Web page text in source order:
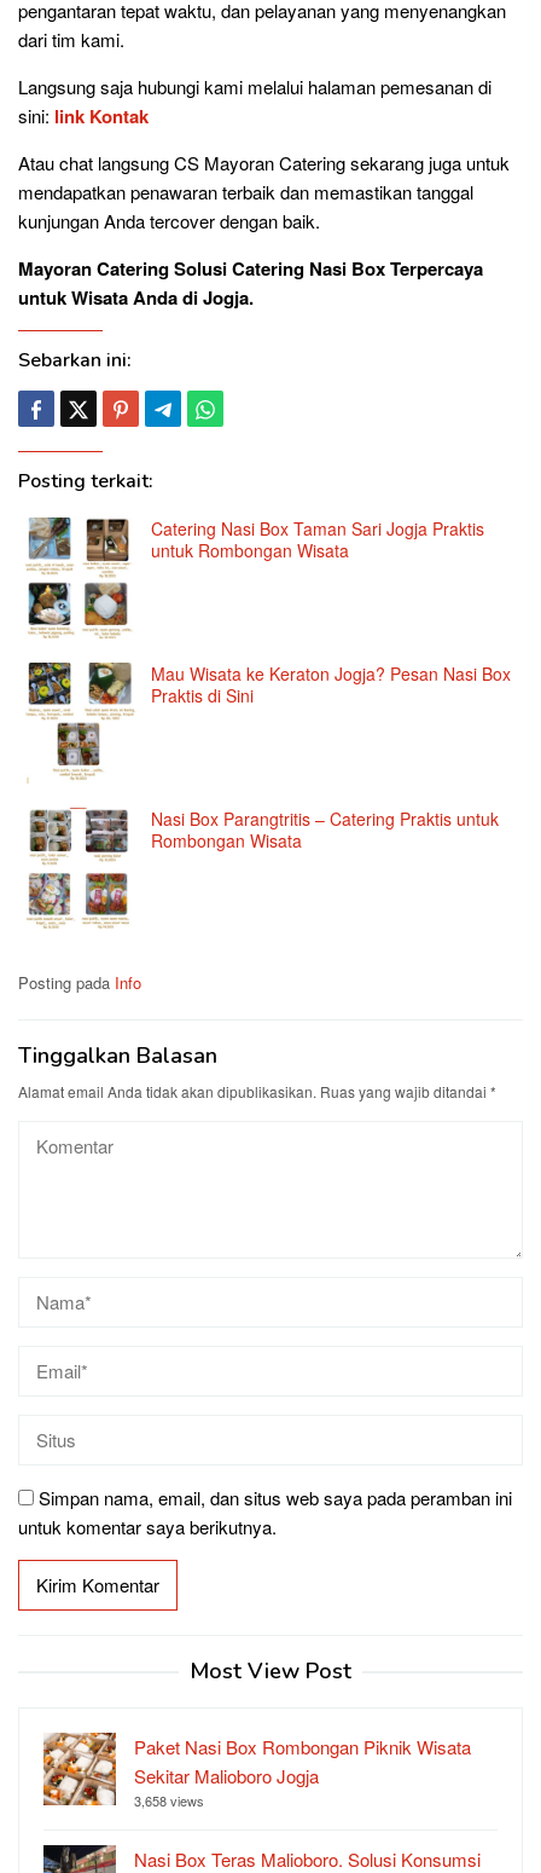
pengantaran tepat waktu, dan pelayanan yang menyenangkan
dari tim kami.
Langsung saja hubungi kami melalui halaman pemesanan di
sini: link Kontak
Atau chat langsung CS Mayoran Catering sekarang juga untuk
mendapatkan penawaran terbaik dan memastikan tanggal
kunjungan Anda tercover dengan baik.
Mayoran Catering Solusi Catering Nasi Box Terpercaya
untuk Wisata Anda di Jogja.
Sebarkan ini:
Posting terkait:
Catering Nasi Box Taman Sari Jogja Praktis
untuk Rombongan Wisata
Mau Wisata ke Keraton Jogja? Pesan Nasi Box
Praktis di Sini
Nasi Box Parangtritis – Catering Praktis untuk
Rombongan Wisata
Posting pada Info
Tinggalkan Balasan
Alamat email Anda tidak akan dipublikasikan. Ruas yang wajib ditandai *
Simpan nama, email, dan situs web saya pada peramban ini
untuk komentar saya berikutnya.
Most View Post
Paket Nasi Box Rombongan Piknik Wisata
Sekitar Malioboro Jogja
3,658 views
Nasi Box Teras Malioboro. Solusi Konsumsi